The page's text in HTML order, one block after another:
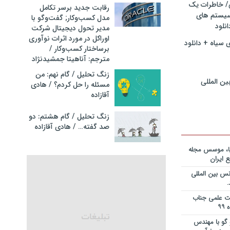
قراردادها
نوبل
قراردادها
نوبل
فایل
قراردادها
نوبل
در
کارخانه
در خصوص
از کجا
فایل
و دکتر
– برنامه
خاطرات یک
های
سیاه + دانلود
المللی
موسس مجله
ایران
بین المللی
علمی جناب
با مهندس
رقابت جدید برسر تکامل
مدل کسب‌و‌کار; گفت‌وگو با
مدیر تحول دیجیتال شرکت
اوراکل در مورد اثرات نوآوری
برساختار کسب‌وکار /
مترجم: آناهیتا جمشیدنژاد
زنگ تحلیل / گام نهم: من
مسئله را حل کردم؟ / هادی
آقازاده
زنگ تحلیل / گام هشتم: دو
صد گفته… / هادی آقازاده